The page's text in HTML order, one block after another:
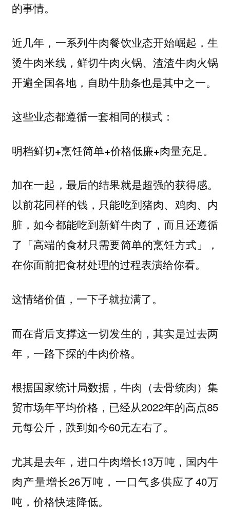
的事情。
近几年，一系列牛肉餐饮业态开始崛起，生
烫牛肉米线，鲜切牛肉火锅、渣渣牛肉火锅
开遍全国各地，自助牛肋条也是其中之一。
这些业态都遵循一套相同的模式：
明档鲜切+烹饪简单+价格低廉+肉量充足。
加在一起，最后的结果就是超强的获得感。
以前花同样的钱，只能吃到猪肉、鸡肉、内
脏，如今都能吃到新鲜牛肉了，而且还遵循
了「高端的食材只需要简单的烹饪方式」，
在你面前把食材处理的过程表演给你看。
这情绪价值，一下子就拉满了。
而在背后支撑这一切发生的，其实是过去两
年，一路下探的牛肉价格。
根据国家统计局数据，牛肉（去骨统肉）集
贸市场年平均价格，已经从2022年的高点85
元每公斤，跌到如今60元左右了。
尤其是去年，进口牛肉增长13万吨，国内牛
肉产量增长26万吨，一口气多供应了40万
吨，价格快速降低。